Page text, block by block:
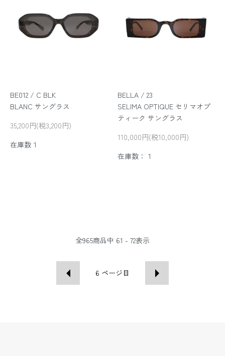
BE012 / C BLK
BLANC サングラス
35,200円(税3,200円)
在庫数１
BELLA / 23
SELIMA OPTIQUE セリマオプ
ティーク サングラス
110,000円(税10,000円)
在庫数：１
全965商品中 61 - 72表示
6 ページ目